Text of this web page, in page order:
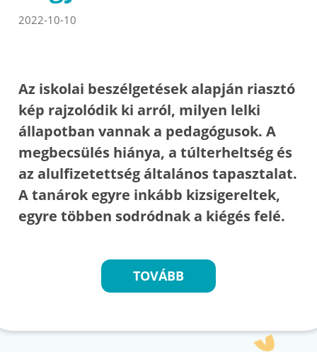
2022-10-10
Az iskolai beszélgetések alapján riasztó
kép rajzolódik ki arról, milyen lelki
állapotban vannak a pedagógusok. A
megbecsülés hiánya, a túlterheltség és
az alulfizetettség általános tapasztalat.
A tanárok egyre inkább kizsigereltek,
egyre többen sodródnak a kiégés felé.
TOVÁBB